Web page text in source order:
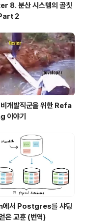
8. 분산 시스템의 골칫
2
개발직군을 위한 Refa
이야기
서 Postgres를 샤딩
은 교훈 (번역)